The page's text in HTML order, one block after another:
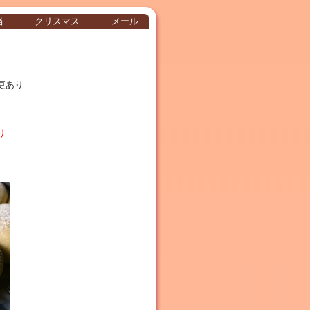
クリスマス メール
あり